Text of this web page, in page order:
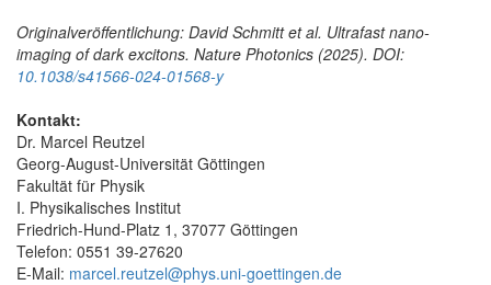
Originalveröffentlichung: David Schmitt et al. Ultrafast nano-
imaging of dark excitons. Nature Photonics (2025). DOI:
10.1038/s41566-024-01568-y
Kontakt:
Dr. Marcel Reutzel
Georg-August-Universität Göttingen
Fakultät für Physik
I. Physikalisches Institut
Friedrich-Hund-Platz 1, 37077 Göttingen
Telefon: 0551 39-27620
E-Mail: marcel.reutzel@phys.uni-goettingen.de